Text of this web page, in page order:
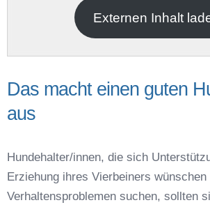
Externen Inhalt
Das macht einen guten
aus
Hundehalter/innen, die sich
Erziehung ihres Vierbeiners wünschen
Verhaltensproblemen suchen, sollten